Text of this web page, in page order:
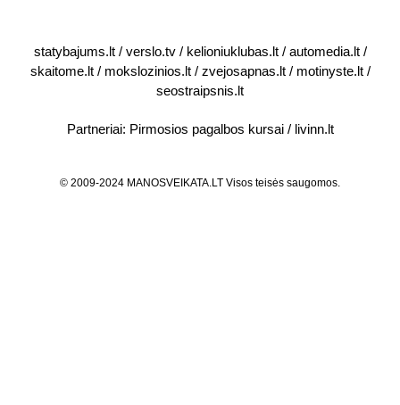
statybajums.lt/ verslo.tv/ kelioniuklubas.lt/ automedia.lt/
skaitome.lt/ mokslozinios.lt/ zvejosapnas.lt/ motinyste.lt/
seostraipsnis.lt
Partneriai: Pirmosios pagalbos kursai/ livinn.lt
© 2009-2024 MANOSVEIKATA.LT Visos teisės saugomos.